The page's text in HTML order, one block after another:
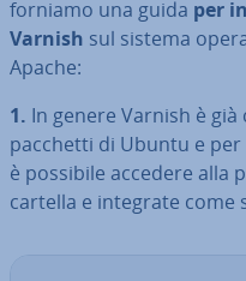
forniamo una guida per
Varnish sul sistema
Apache:
1. In genere Varnish è
pacchetti di Ubuntu e
è possibile accedere alla
cartella e integrate come